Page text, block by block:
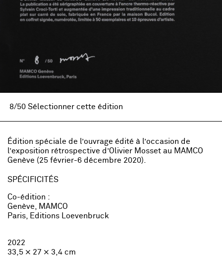
8/50 Sélectionner cette édition
Édition spéciale de l’ouvrage édité à l’occasion de
l’exposition rétrospective d’Olivier Mosset au MAMCO
Genève (25 février-6 décembre 2020).
SPÉCIFICITÉS
Co-édition :
Genève, MAMCO
Paris, Editions Loevenbruck
2022
33,5 × 27 × 3,4 cm